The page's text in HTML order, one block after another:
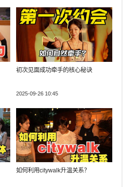
初次见面成功牵手的核心秘诀
2025-09-26 10:45
如何利用citywalk升温关系？